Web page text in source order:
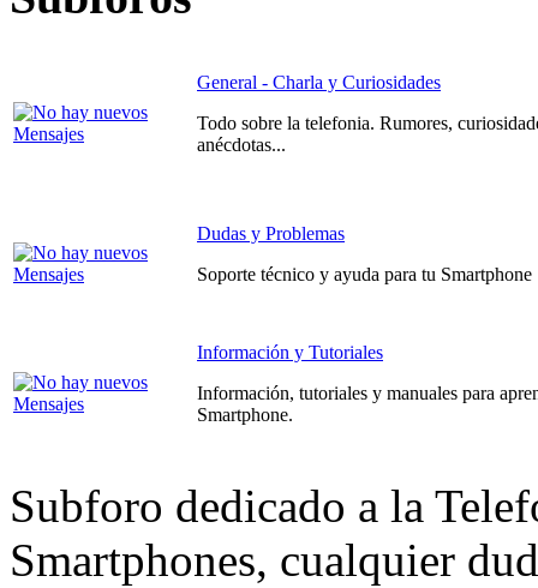
General - Charla y Curiosidades
Todo sobre la telefonia. Rumores,
anécdotas...
Dudas y Problemas
Soporte técnico y ayuda para tu Smartphone
Información y Tutoriales
Información, tutoriales y manuales para
Smartphone.
Subforo dedicado a la
Smartphones, cualquier